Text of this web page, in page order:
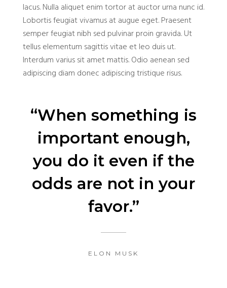
lacus. Nulla aliquet enim tortor at auctor urna nunc id.
Lobortis feugiat vivamus at augue eget. Praesent
semper feugiat nibh sed pulvinar proin gravida. Ut
tellus elementum sagittis vitae et leo duis ut.
Interdum varius sit amet mattis. Odio aenean sed
adipiscing diam donec adipiscing tristique risus.
“When something is
important enough,
you do it even if the
odds are not in your
favor.”
ELON MUSK